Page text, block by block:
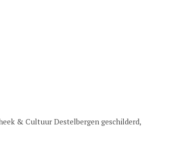
& Cultuur Destelbergen geschilderd,